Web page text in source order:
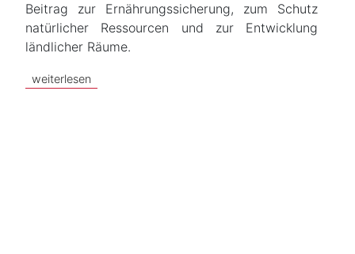
Beitrag zur Ernährungssicherung, zum Schutz
natürlicher Ressourcen und zur Entwicklung
ländlicher Räume.
weiterlesen